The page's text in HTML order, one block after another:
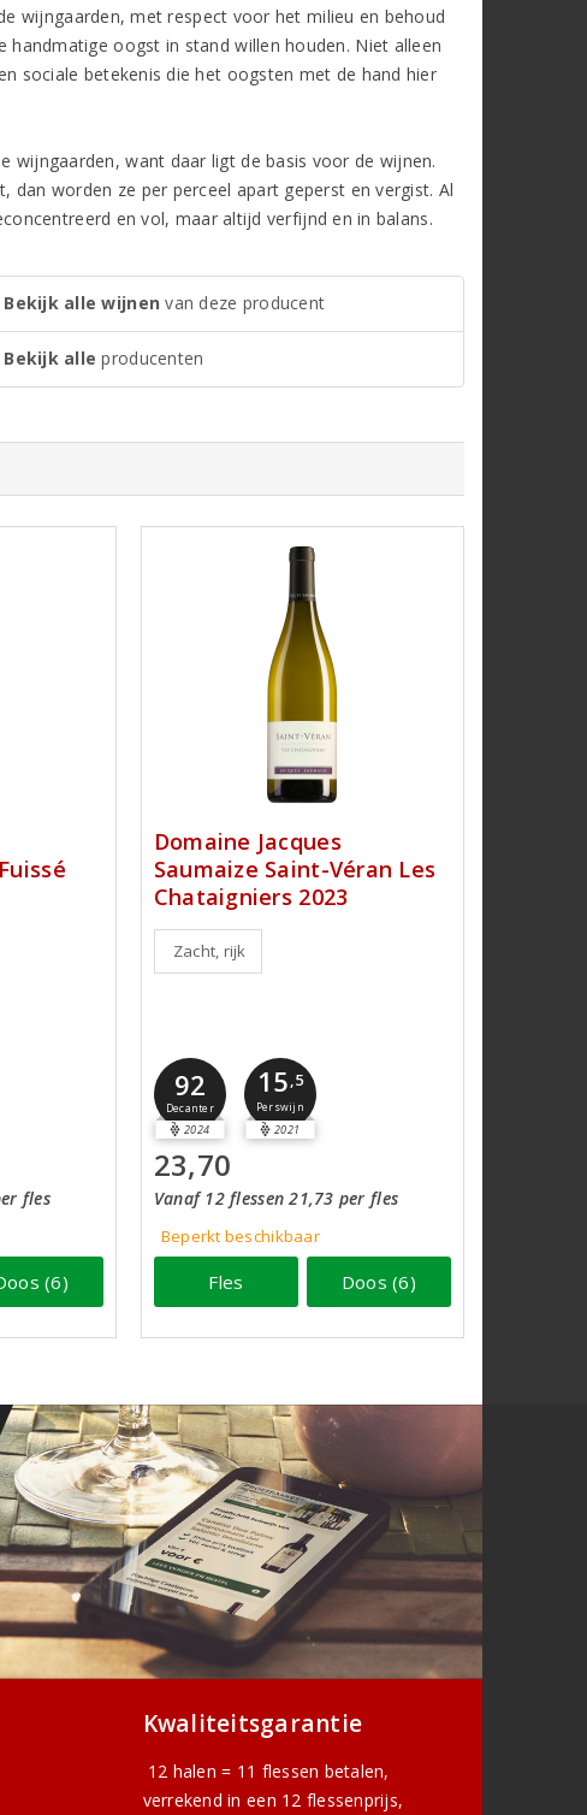
wijngaarden, met respect voor het milieu en behoud
oogst in stand willen houden. Niet alleen
sociale betekenis die het oogsten met de hand hier
wijngaarden, want daar ligt de basis voor de wijnen.
worden ze per perceel apart geperst en vergist. Al
en vol, maar altijd verfijnd en in balans.
Bekijk alle wijnen van deze producent
Bekijk alle producenten
fles
(6)
Domaine Jacques
Saumaize Saint-Véran Les
Chataigniers 2023
Zacht, rijk
92
Decanter
2024
15,5
Perswijn
2021
23,70
Vanaf 12 flessen 21,73 per fles
Beperkt beschikbaar
Fles Doos (6)
Kwaliteitsgarantie
12 halen = 11 flessen betalen,
verrekend in een 12 flessenprijs,